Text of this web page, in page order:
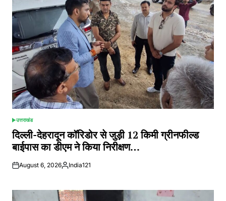
POSTED
IN
उत्तराखंड
दिल्ली-देहरादून कॉरिडोर से जुड़ी 12 किमी ग्रीनफील्ड
बाईपास का डीएम ने किया निरीक्षण…
August 6, 2026Posted
India121